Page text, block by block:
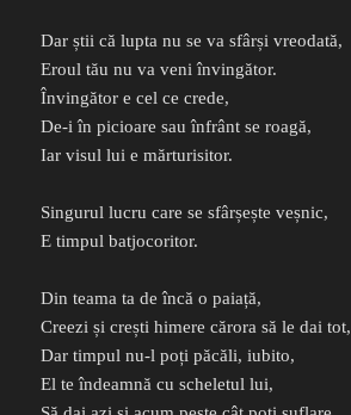
Dar știi că lupta nu se va sfârși vreodată,
Eroul tău nu va veni învingător.
Învingător e cel ce crede,
De-i în picioare sau înfrânt se roagă,
Iar visul lui e mărturisitor.
Singurul lucru care se sfârșește veșnic,
E timpul batjocoritor.
Din teama ta de încă o paiață,
Creezi și crești himere cărora să le dai tot,
Dar timpul nu-l poți păcăli, iubito,
El te îndeamnă cu scheletul lui,